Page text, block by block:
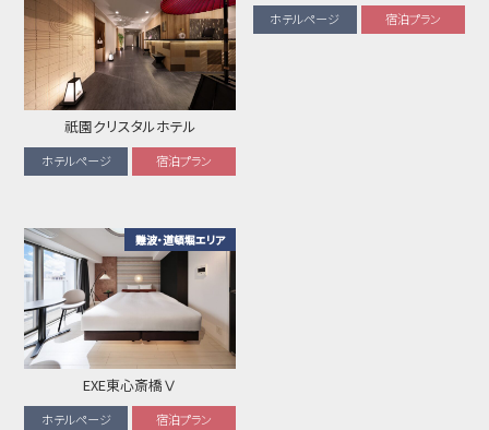
祇園クリスタルホテル
ホテルページ 宿泊プラン
ホテルページ 宿泊プラン
EXE東心斎橋Ⅴ
難波・道頓堀エリア
ホテルページ 宿泊プラン